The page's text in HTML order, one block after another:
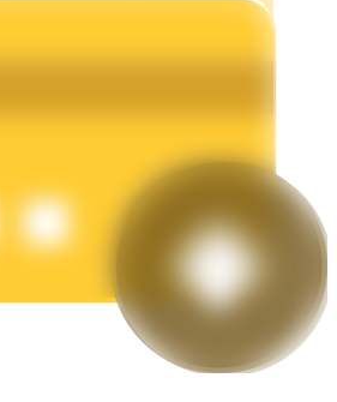
konkurencyjne nagrody